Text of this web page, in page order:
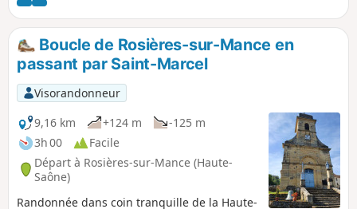
Boucle de Rosières-sur-Mance en
passant par Saint-Marcel
Visorandonneur
9,16 km
+124 m
-125 m
3h 00
Facile
Départ à Rosières-sur-Mance (Haute-
Saône)
Randonnée dans coin tranquille de la Haute-